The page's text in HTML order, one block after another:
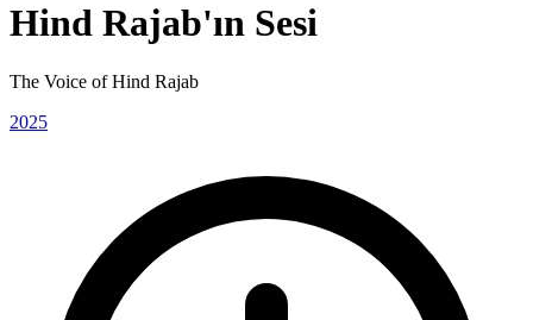
Hind Rajab'ın Sesi
The Voice of Hind Rajab
2025